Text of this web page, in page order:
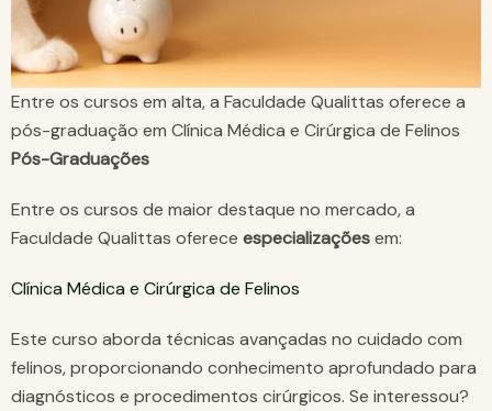
Entre os cursos em alta, a Faculdade Qualittas oferece a
pós-graduação em Clínica Médica e Cirúrgica de Felinos
Pós-Graduações
Entre os cursos de maior destaque no mercado, a
Faculdade Qualittas oferece especializaçõesem:
Clínica Médica e Cirúrgica de Felinos
Este curso aborda técnicas avançadas no cuidado com
felinos, proporcionando conhecimento aprofundado para
diagnósticos e procedimentos cirúrgicos. Se interessou?